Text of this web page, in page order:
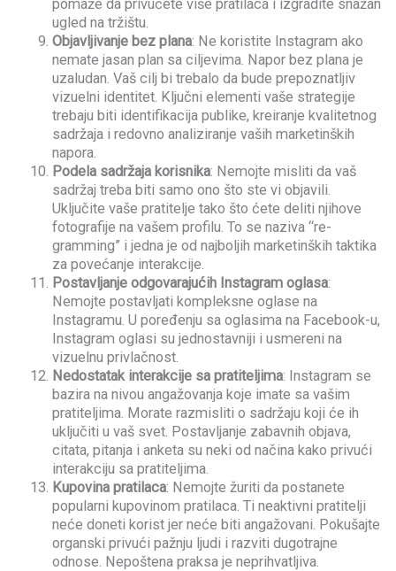
pomaže da privučete više pratilaca i izgradite snažan
ugled na tržištu.
Objavljivanje bez plana: Ne koristite Instagram ako
nemate jasan plan sa ciljevima. Napor bez plana je
uzaludan. Vaš cilj bi trebalo da bude prepoznatljiv
vizuelni identitet. Ključni elementi vaše strategije
trebaju biti identifikacija publike, kreiranje kvalitetnog
sadržaja i redovno analiziranje vaših marketinških
napora.
Podela sadržaja korisnika: Nemojte misliti da vaš
sadržaj treba biti samo ono što ste vi objavili.
Uključite vaše pratitelje tako što ćete deliti njihove
fotografije na vašem profilu. To se naziva “re-
gramming” i jedna je od najboljih marketinških taktika
za povećanje interakcije.
Postavljanje odgovarajućih Instagram oglasa:
Nemojte postavljati kompleksne oglase na
Instagramu. U poređenju sa oglasima na Facebook-u,
Instagram oglasi su jednostavniji i usmereni na
vizuelnu privlačnost.
Nedostatak interakcije sa pratiteljima: Instagram se
bazira na nivou angažovanja koje imate sa vašim
pratiteljima. Morate razmisliti o sadržaju koji će ih
uključiti u vaš svet. Postavljanje zabavnih objava,
citata, pitanja i anketa su neki od načina kako privući
interakciju sa pratiteljima.
Kupovina pratilaca: Nemojte žuriti da postanete
popularni kupovinom pratilaca. Ti neaktivni pratitelji
neće doneti korist jer neće biti angažovani. Pokušajte
organski privući pažnju ljudi i razviti dugotrajne
odnose. Nepoštena praksa je neprihvatljiva.